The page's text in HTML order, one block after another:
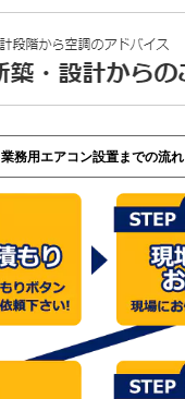
業務用エアコン設置までの流れ